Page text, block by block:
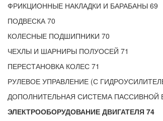
ФРИКЦИОННЫЕ НАКЛАДКИ И БАРАБАНЫ 69
ПОДВЕСКА 70
КОЛЕСНЫЕ ПОДШИПНИКИ 70
ЧЕХЛЫ И ШАРНИРЫ ПОЛУОСЕЙ 71
ПЕРЕСТАНОВКА КОЛЕС 71
РУЛЕВОЕ УПРАВЛЕНИЕ (С
ДОПОЛНИТЕЛЬНАЯ СИСТЕМА ПАССИВНОЙ
ЭЛЕКТРООБОРУДОВАНИЕ ДВИГАТЕЛЯ 74